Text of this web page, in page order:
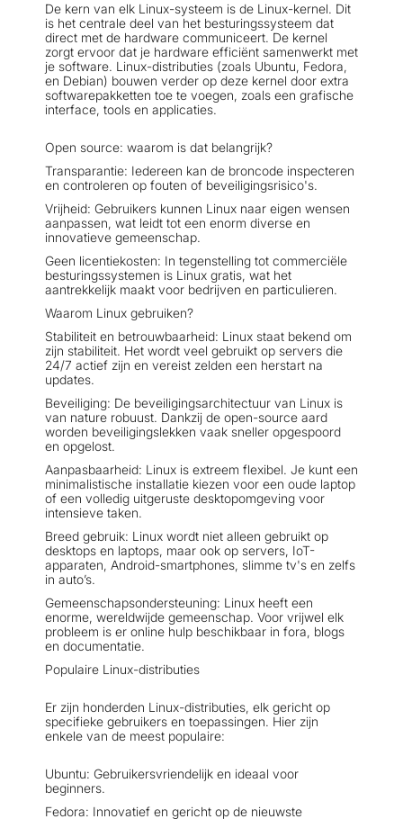
De kern van elk Linux-systeem is de Linux-kernel. Dit
is het centrale deel van het besturingssysteem dat
direct met de hardware communiceert. De kernel
zorgt ervoor dat je hardware efficiënt samenwerkt met
je software. Linux-distributies (zoals Ubuntu, Fedora,
en Debian) bouwen verder op deze kernel door extra
softwarepakketten toe te voegen, zoals een grafische
interface, tools en applicaties.
Open source: waarom is dat belangrijk?
Transparantie: Iedereen kan de broncode inspecteren
en controleren op fouten of beveiligingsrisico's.
Vrijheid: Gebruikers kunnen Linux naar eigen wensen
aanpassen, wat leidt tot een enorm diverse en
innovatieve gemeenschap.
Geen licentiekosten: In tegenstelling tot commerciële
besturingssystemen is Linux gratis, wat het
aantrekkelijk maakt voor bedrijven en particulieren.
Waarom Linux gebruiken?
Stabiliteit en betrouwbaarheid: Linux staat bekend om
zijn stabiliteit. Het wordt veel gebruikt op servers die
24/7 actief zijn en vereist zelden een herstart na
updates.
Beveiliging: De beveiligingsarchitectuur van Linux is
van nature robuust. Dankzij de open-source aard
worden beveiligingslekken vaak sneller opgespoord
en opgelost.
Aanpasbaarheid: Linux is extreem flexibel. Je kunt een
minimalistische installatie kiezen voor een oude laptop
of een volledig uitgeruste desktopomgeving voor
intensieve taken.
Breed gebruik: Linux wordt niet alleen gebruikt op
desktops en laptops, maar ook op servers, IoT-
apparaten, Android-smartphones, slimme tv's en zelfs
in auto’s.
Gemeenschapsondersteuning: Linux heeft een
enorme, wereldwijde gemeenschap. Voor vrijwel elk
probleem is er online hulp beschikbaar in fora, blogs
en documentatie.
Populaire Linux-distributies
Er zijn honderden Linux-distributies, elk gericht op
specifieke gebruikers en toepassingen. Hier zijn
enkele van de meest populaire:
Ubuntu: Gebruikersvriendelijk en ideaal voor
beginners.
Fedora: Innovatief en gericht op de nieuwste